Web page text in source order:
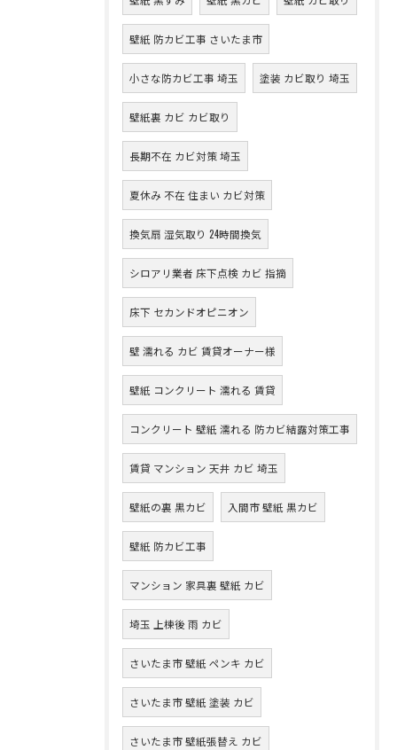
壁紙 防カビ工事 さいたま市
小さな防カビ工事 埼玉 塗装 カビ取り 埼玉
壁紙裏 カビ カビ取り
長期不在 カビ対策 埼玉
夏休み 不在 住まい カビ対策
換気扇 湿気取り 24時間換気
シロアリ業者 床下点検 カビ 指摘
床下 セカンドオピニオン
壁 濡れる カビ 賃貸オーナー様
壁紙 コンクリート 濡れる 賃貸
コンクリート 壁紙 濡れる 防カビ結露対策工事
賃貸 マンション 天井 カビ 埼玉
壁紙の裏 黒カビ 入間市 壁紙 黒カビ
壁紙 防カビ工事
マンション 家具裏 壁紙 カビ
埼玉 上棟後 雨 カビ
さいたま市 壁紙 ペンキ カビ
さいたま市 壁紙 塗装 カビ
さいたま市 壁紙張替え カビ